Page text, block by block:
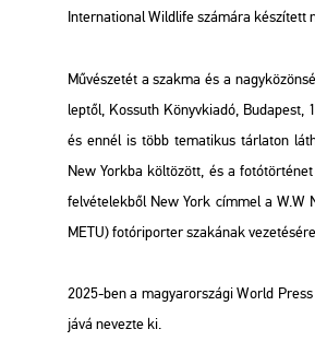
In­ter­na­ti­o­nal Wild­lifeszá­má­ra ké­szí­tett
Mű­vé­sze­tét a szak­ma és a
lep­től, Kos­suth Könyv­ki­adó, Bu­da­pest,
és ennél is több te­ma­ti­kus tár­la­ton
New York­ba köl­tö­zött, és a
fel­vé­te­lek­ből New York cím­mel a W.W
METU) fo­tó­ri­por­ter sza­ká­nak
2025-ben a ma­gyar­or­szá­gi World
já­vá ne­vez­te ki.